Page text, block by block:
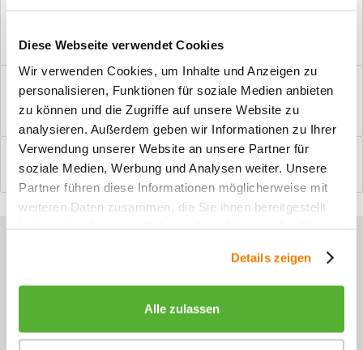
Diese Webseite verwendet Cookies
Wir verwenden Cookies, um Inhalte und Anzeigen zu
personalisieren, Funktionen für soziale Medien anbieten
zu können und die Zugriffe auf unsere Website zu
analysieren. Außerdem geben wir Informationen zu Ihrer
Verwendung unserer Website an unsere Partner für
soziale Medien, Werbung und Analysen weiter. Unsere
Partner führen diese Informationen möglicherweise mit
weiteren Daten zusammen, die Sie ihnen bereitgestellt
Details zeigen
Alle zulassen
Windfangelemente online am Bildschirm konfigurieren und
einbaufertig bestellen. In wenigen...
Bewertungen
0
Bewertungen lesen, schreiben und diskutieren...mehr
Sie haben Fragen zu unseren
+49 (0)4244 965 34 04
Mo - Do, 09:00 - 16:00 Uhr
und Fr, 09:00 - 13:00 Uhr